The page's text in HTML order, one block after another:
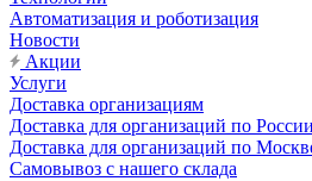
Автоматизация и роботизация
Новости
Акции
Услуги
Доставка организациям
Доставка для организаций по России
Доставка для организаций по
Самовывоз с нашего склада